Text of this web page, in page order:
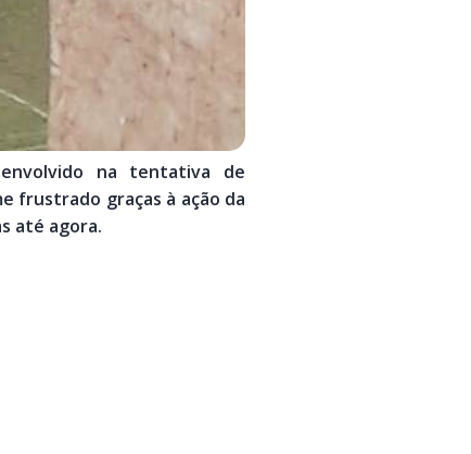
na tentativa de
frustrado graças à ação da
até agora.